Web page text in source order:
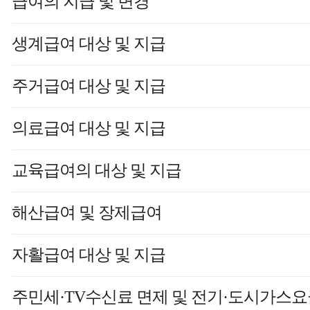
생계급여 대상 및 지급
주거급여 대상 및 지급
의료급여 대상 및 지급
교육급여의 대상 및 지급
해산급여 및 장제급여
자활급여 대상 및 지급
주민세·TV수신료 면제 및 전기·도시가스